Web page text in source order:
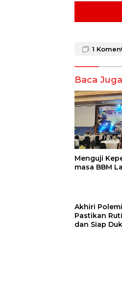
1
Baca Juga
Menguji
masa BBM
Akhiri
Pastikan
dan Siap